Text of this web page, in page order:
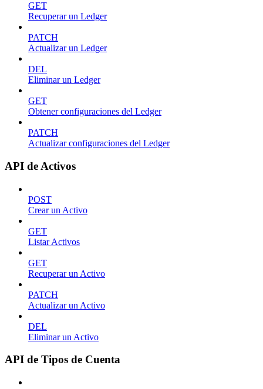
GET
Recuperar un Ledger
PATCH
Actualizar un Ledger
DEL
Eliminar un Ledger
GET
Obtener configuraciones del Ledger
PATCH
Actualizar configuraciones del Ledger
API de Activos
POST
Crear un Activo
GET
Listar Activos
GET
Recuperar un Activo
PATCH
Actualizar un Activo
DEL
Eliminar un Activo
API de Tipos de Cuenta